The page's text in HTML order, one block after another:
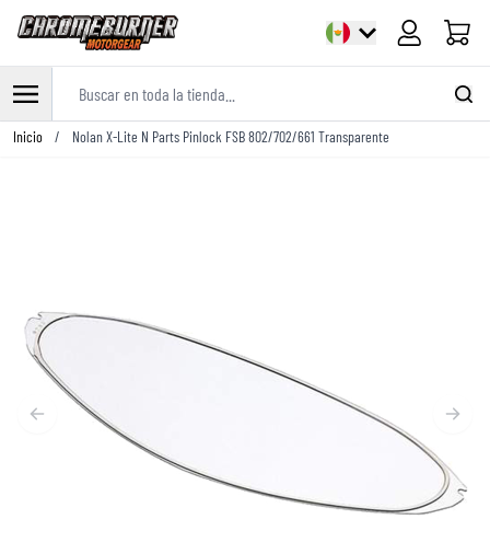
Ir al contenido
Inicio / Nolan X-Lite N Parts Pinlock FSB 802/702/661 Transparente